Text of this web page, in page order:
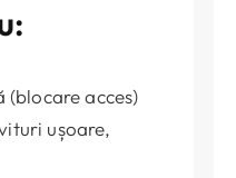
(blocare acces)
ușoare,